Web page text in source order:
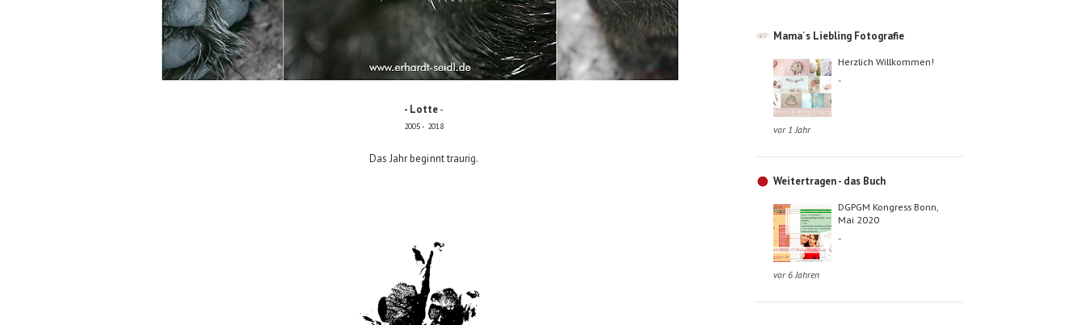
- Lotte-
2005 - 2018
Das Jahr beginnt traurig.
Mama´s Liebling Fotografie
Herzlich Willkommen!
-
vor 1 Jahr
Weitertragen - das Buch
DGPGM Kongress Bonn,
Mai 2020
-
vor 6 Jahren